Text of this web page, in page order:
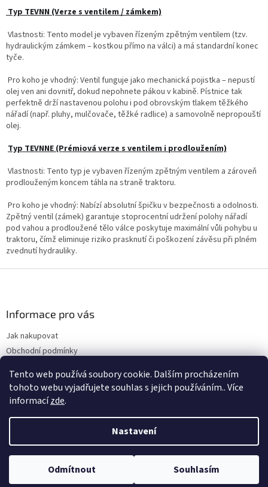
Tento web používá soubory cookie. Dalším procházením
tohoto webu vyjadřujete souhlas s jejich používáním.. Více
informacízde.
Nastavení
Odmítnout Souhlasím
Typ TEVNN (Verze s ventilem / zámkem)
Vlastnosti: Tento model je vybaven řízeným zpětným ventilem (tzv.
hydraulickým zámkem – kostkou přímo na válci) a má standardní konec
tyče.
Pro koho je vhodný: Ventil funguje jako mechanická pojistka – nepustí
olej ven ani dovnitř, dokud nepohnete pákou v kabině. Pístnice tak
perfektně drží nastavenou polohu i pod obrovským tlakem těžkého
nářadí (např. pluhy, mulčovače, těžké radlice) a samovolně nepropouští
olej.
Typ TEVNNE (Prémiová verze s ventilem i prodloužením)
Vlastnosti: Tento typ je vybaven řízeným zpětným ventilem a zároveň
prodlouženým koncem táhla na straně traktoru.
Pro koho je vhodný: Nabízí absolutní špičku v bezpečnosti a odolnosti.
Zpětný ventil (zámek) garantuje stoprocentní udržení polohy nářadí
pod vahou a prodloužené tělo válce poskytuje maximální vůli pohybu u
traktoru, čímž eliminuje riziko prasknutí či poškození závěsu při plném
zvednutí hydrauliky.
Informace pro vás
Jak nakupovat
Obchodní podmínky
Kontakty
Vytvořil Shoptet
Copyright 2026Farmhero . Všechna práva vyhrazena.